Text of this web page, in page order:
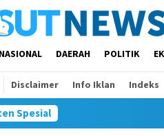
NASIONAL DAERAH POLITIK
Disclaimer Info Iklan Indeks
Spesial